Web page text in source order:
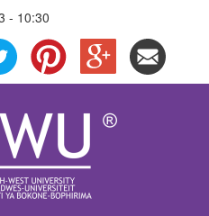
- 10:30